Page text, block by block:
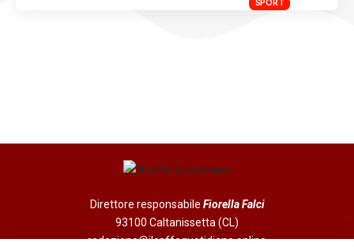
SPORT
Direttore responsabile Fiorella Falci
93100 Caltanissetta (CL)
redazione@ilcaffequotidiano.online